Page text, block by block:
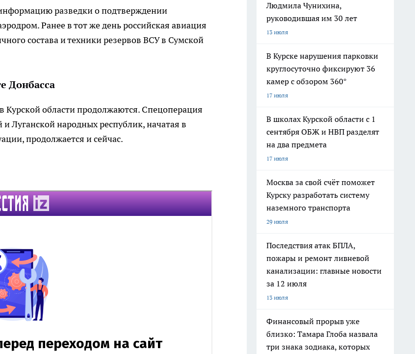
разведки о подтверждении
Ранее в тот же день российская авиация
состава и техники резервов ВСУ в Сумской
Донбасса
области продолжаются. Спецоперация
Луганской народных республик, начатая в
продолжается и сейчас.
Людмила Чунихина,
руководившая им 30 лет
13 июля
В Курске нарушения парковки
круглосуточно фиксируют 36
камер с обзором 360°
17 июля
В школах Курской области с 1
сентября ОБЖ и НВП разделят
на два предмета
17 июля
Москва за свой счёт поможет
Курску разработать систему
наземного транспорта
29 июля
Последствия атак БПЛА,
пожары и ремонт ливневой
канализации: главные новости
за 12 июля
13 июля
Финансовый прорыв уже
близко: Тамара Глоба назвала
три знака зодиака, которых